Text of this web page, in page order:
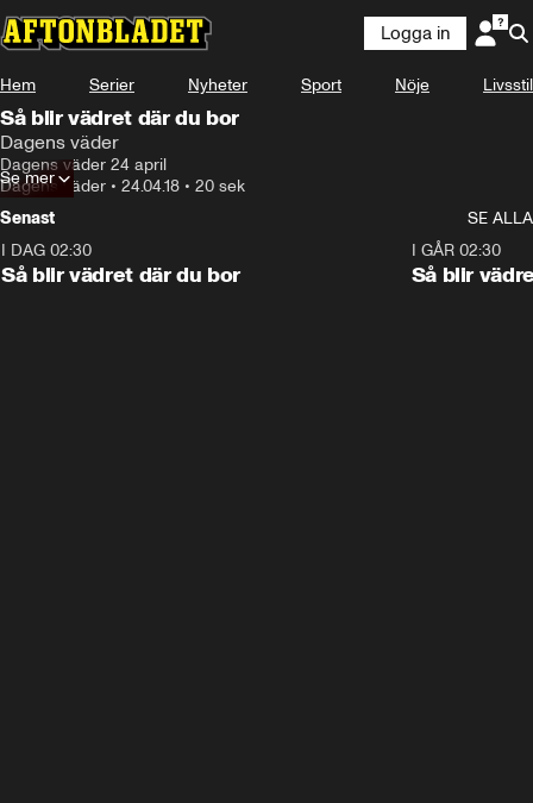
Logga in
Hem Serier Nyheter Sport Nöje Livsstil
Så blir vädret där du bor
Dagens väder
Dagens väder 24 april
Dagens väder • 24.04.18 • 20 sek
Se mer
Senast
SE ALLA
I DAG 02:30
Så blir vädret där du bor
I GÅR 02:30
Så blir